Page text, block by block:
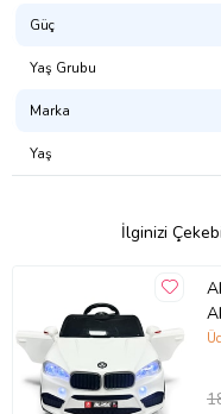
Güç
Yaş Grubu
Marka
Yaş
İlginizi